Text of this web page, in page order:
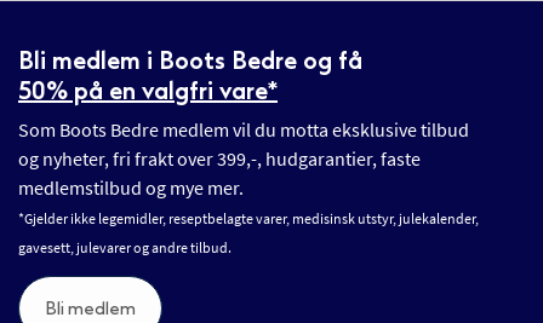
Bli medlem i Boots Bedre og få
50% på en valgfri vare*
Som Boots Bedre medlem vil du motta eksklusive tilbud
og nyheter, fri frakt over 399,-, hudgarantier, faste
medlemstilbud og mye mer.
*Gjelder ikke legemidler, reseptbelagte varer, medisinsk utstyr, julekalender,
gavesett, julevarer og andre tilbud.
Bli medlem